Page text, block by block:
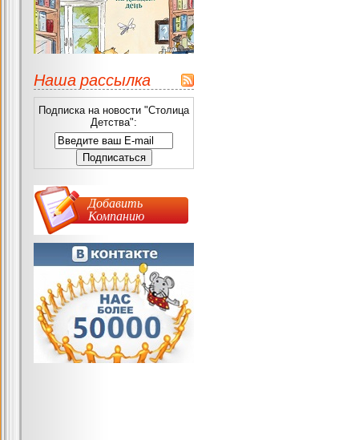
Наша рассылка
Подписка на новости "Столица
Детства":
Добавить
Компанию